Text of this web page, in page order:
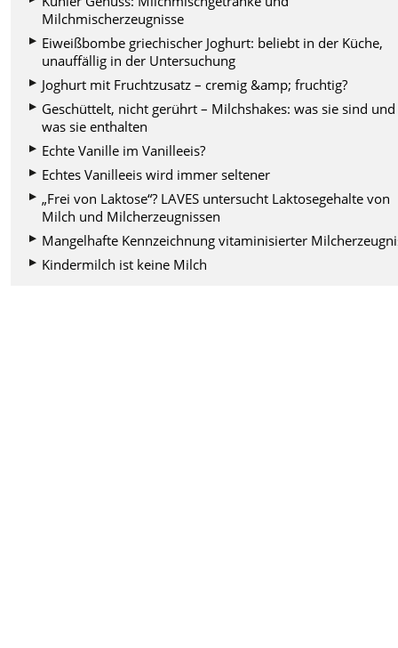
Milchmischerzeugnisse
Eiweißbombe griechischer Joghurt: beliebt in der Küche,
unauffällig in der Untersuchung
Joghurt mit Fruchtzusatz – cremig &amp; fruchtig?
Geschüttelt, nicht gerührt – Milchshakes: was sie sind und
was sie enthalten
Echte Vanille im Vanilleeis?
Echtes Vanilleeis wird immer seltener
„Frei von Laktose“? LAVES untersucht Laktosegehalte von
Milch und Milcherzeugnissen
Mangelhafte Kennzeichnung vitaminisierter
Kindermilch ist keine Milch